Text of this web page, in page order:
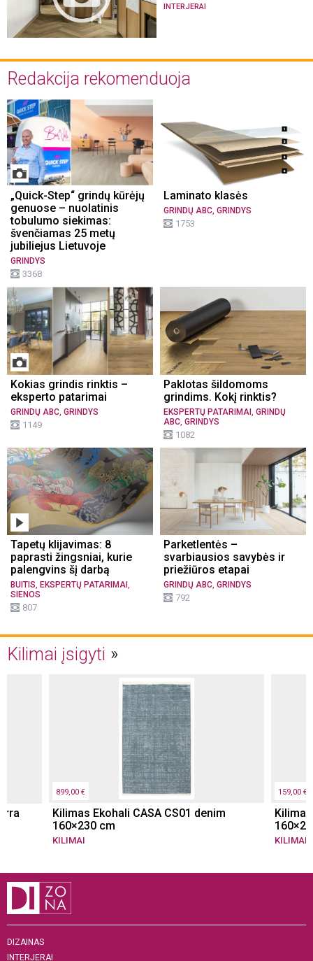
INTERJERAI
Redakcija rekomenduoja
„Quick-Step“ grindų kūrėjų
genuose – nuolatinis
tobulumo siekimas:
švenčiamas 25 metų
jubiliejus Lietuvoje
GRINDYS
3368
Laminato klasės
GRINDŲ ABC, GRINDYS
1753
Kokias grindis rinktis –
eksperto patarimai
GRINDŲ ABC GRINDYS
1149
Paklotas šildomoms
grindims. Kokį rinktis?
EKSPERTŲ PATARIMAI GRINDŲ
ABC GRINDYS
1082
Tapetų klijavimas: 8
paprasti žingsniai, kurie
palengvins šį darbą
BUITIS EKSPERTŲ PATARIMAI
SIENOS
807
Parketlentės –
svarbiausios savybės ir
priežiūros etapai
GRINDŲ ABC GRINDYS
792
Kilimai įsigyti
899,00 €
Kilimas Ekohali CASA CS01 denim
160×230 cm
KILIMAI
159,00 €
KILIMAI
DIZAINAS
INTERJERAI